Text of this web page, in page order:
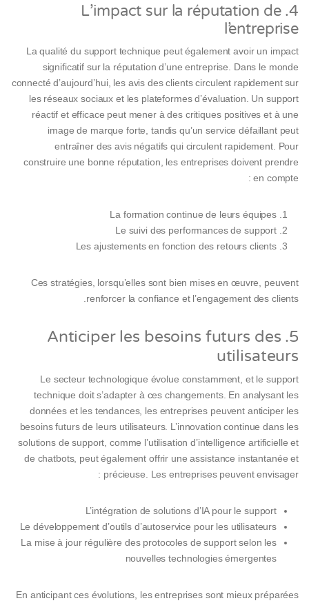
4. L’impact sur la réputation de
l’entreprise
La qualité du support technique peut également avoir un impact
significatif sur la réputation d’une entreprise. Dans le monde
connecté d’aujourd’hui, les avis des clients circulent rapidement sur
les réseaux sociaux et les plateformes d’évaluation. Un support
réactif et efficace peut mener à des critiques positives et à une
image de marque forte, tandis qu’un service défaillant peut
entraîner des avis négatifs qui circulent rapidement. Pour
construire une bonne réputation, les entreprises doivent prendre
en compte :
La formation continue de leurs équipes
Le suivi des performances de support
Les ajustements en fonction des retours clients
Ces stratégies, lorsqu’elles sont bien mises en œuvre, peuvent
renforcer la confiance et l’engagement des clients.
5. Anticiper les besoins futurs des
utilisateurs
Le secteur technologique évolue constamment, et le support
technique doit s’adapter à ces changements. En analysant les
données et les tendances, les entreprises peuvent anticiper les
besoins futurs de leurs utilisateurs. L’innovation continue dans les
solutions de support, comme l’utilisation d’intelligence artificielle et
de chatbots, peut également offrir une assistance instantanée et
précieuse. Les entreprises peuvent envisager :
L’intégration de solutions d’IA pour le support
Le développement d’outils d’autoservice pour les utilisateurs
La mise à jour régulière des protocoles de support selon les
nouvelles technologies émergentes
En anticipant ces évolutions, les entreprises sont mieux préparées